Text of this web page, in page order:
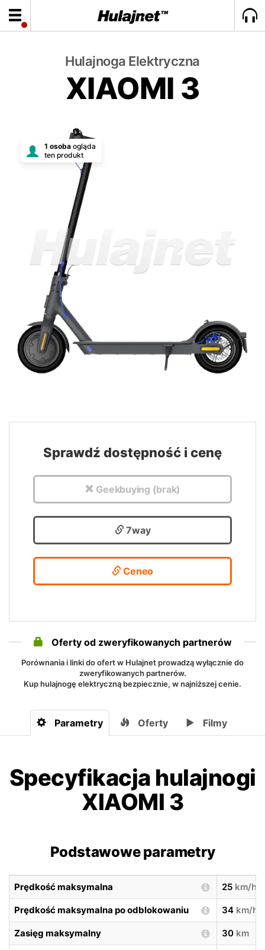
Hulajnoga Elektryczna
XIAOMI 3
1 osoba ogląda
ten produkt
Sprawdź dostępność i cenę
Geekbuying (brak)
7way
Ceneo
Oferty od zweryfikowanych partnerów
Porównania i linki do ofert w Hulajnet prowadzą wyłącznie do
zweryfikowanych partnerów.
Kup hulajnogę elektryczną bezpiecznie, w najniższej cenie.
Parametry Oferty Filmy
Specyfikacja hulajnogi
XIAOMI 3
Podstawowe parametry
Prędkość maksymalna 25 km/h
Prędkość maksymalna po odblokowaniu 34 km/h
Zasięg maksymalny 30 km